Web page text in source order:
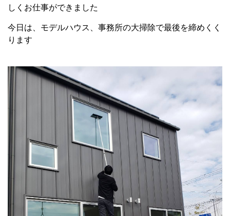
しくお仕事ができました
今日は、モデルハウス、事務所の大掃除で最後を締めくく
ります